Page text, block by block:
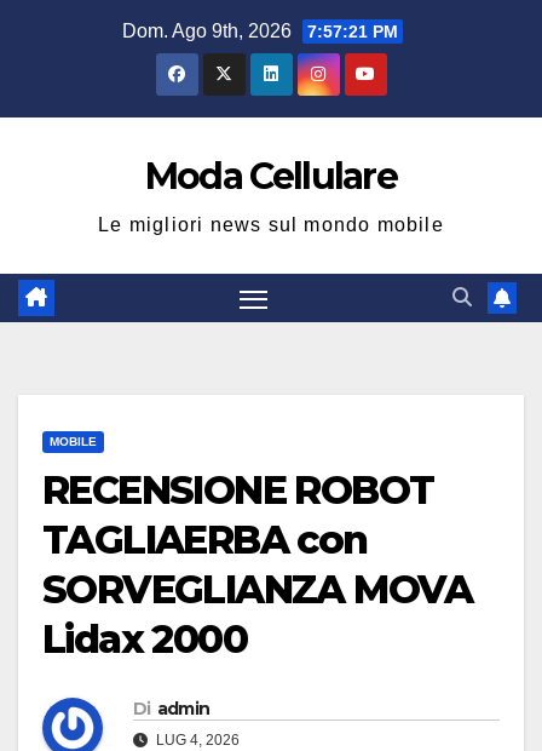
Dom. Ago 9th, 2026 7:57:21 PM
Moda Cellulare
Le migliori news sul mondo mobile
MOBILE
RECENSIONE ROBOT
TAGLIAERBA con
SORVEGLIANZA MOVA
Lidax 2000
Di admin
LUG 4, 2026